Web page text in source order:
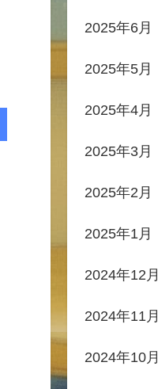
2025年6月
2025年5月
2025年4月
2025年3月
2025年2月
2025年1月
2024年12月
2024年11月
2024年10月